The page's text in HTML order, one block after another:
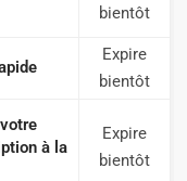
bientôt
Expire
bientôt
à la
Expire
bientôt